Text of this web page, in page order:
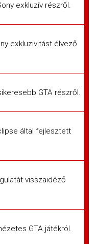
exkluzív részről.
exkluzivitást élvező
GTA részről.
által fejlesztett
visszaidéző
GTA játékról.